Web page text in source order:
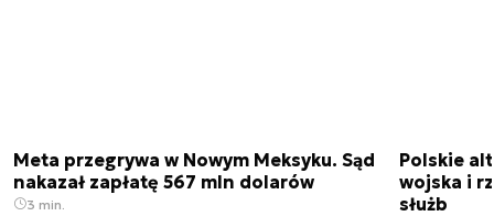
Meta przegrywa w Nowym Meksyku. Sąd
nakazał zapłatę 567 mln dolarów
3 min.
Polskie
wojska i
służb